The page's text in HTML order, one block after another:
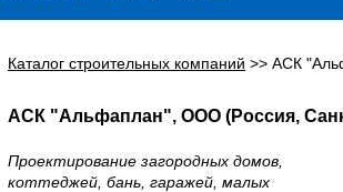
Каталог строительных компаний >> АСК
АСК "Альфаплан", ООО (Россия,
Проектирование загородных домов,
коттеджей, бань, гаражей, малых